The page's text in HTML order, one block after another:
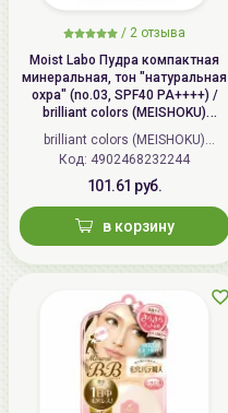
/ 2 отзыва
Moist Labo Пудра компактная
минеральная, тон "натуральная
охра" (no.03, SPF40 PA++++) /
brilliant colors (MEISHOKU)
MOISTO-LABO BB MINERAL
POWDER
brilliant colors (MEISHOKU)
(Япония)
Код: 4902468232244
101.61 руб.
в корзину